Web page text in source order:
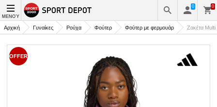
ΜΕΝΟΎ
0 0
Αρχική Γυναίκες Ρούχα Φούτερ Φούτερ με φερμουάρ Ζακέτα
OFFER